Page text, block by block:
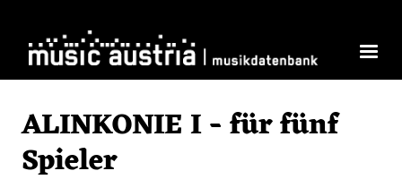
ALINKONIE I - für fünf
Spieler